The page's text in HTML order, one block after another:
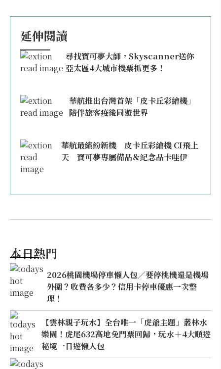
延伸閱讀
尋找寶可夢大師，Skyscanner送你
亞太區4大城市機票抓更多！
華航推出台灣首架「皮卡丘彩繪機」
陪伴旅客疫後同遊世界
華航最繽紛新機 皮卡丘彩繪機 CI飛上
天 寶可夢專屬備品＆紀念品卡哇伊
本日熱門
2026桃園機場停車懶人包／要停桃機還是機場
外圍？收費各多少？信用卡停車優惠一次整
理！
【雲林親子玩水】全台唯一「虎爺主題」叢林水
樂園！虎尾632高地免門票回歸，玩水＋4大順遊
秘境一日遊懶人包